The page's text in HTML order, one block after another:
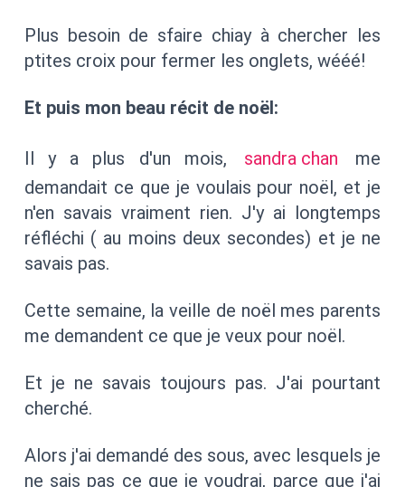
Plus besoin de sfaire chiay à chercher les
ptites croix pour fermer les onglets, wééé!
Et puis mon beau récit de noël:
Il y a plus d'un mois, sandra chan
me
demandait ce que je voulais pour noël, et je
n'en savais vraiment rien. J'y ai longtemps
réfléchi ( au moins deux secondes) et je ne
savais pas.
Cette semaine, la veille de noël mes parents
me demandent ce que je veux pour noël.
Et je ne savais toujours pas. J'ai pourtant
cherché.
Alors j'ai demandé des sous, avec lesquels je
ne sais pas ce que je voudrai, parce que j'ai